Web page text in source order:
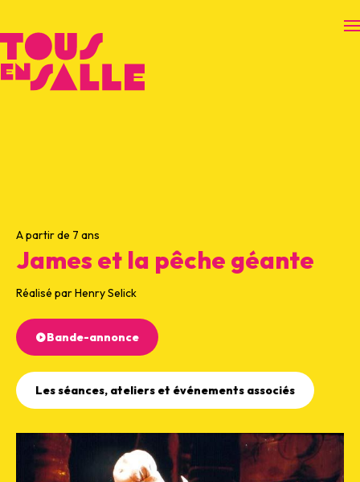
A partir de 7 ans
James et la pêche géante
Réalisé par Henry Selick
Bande-annonce
Les séances, ateliers et événements associés